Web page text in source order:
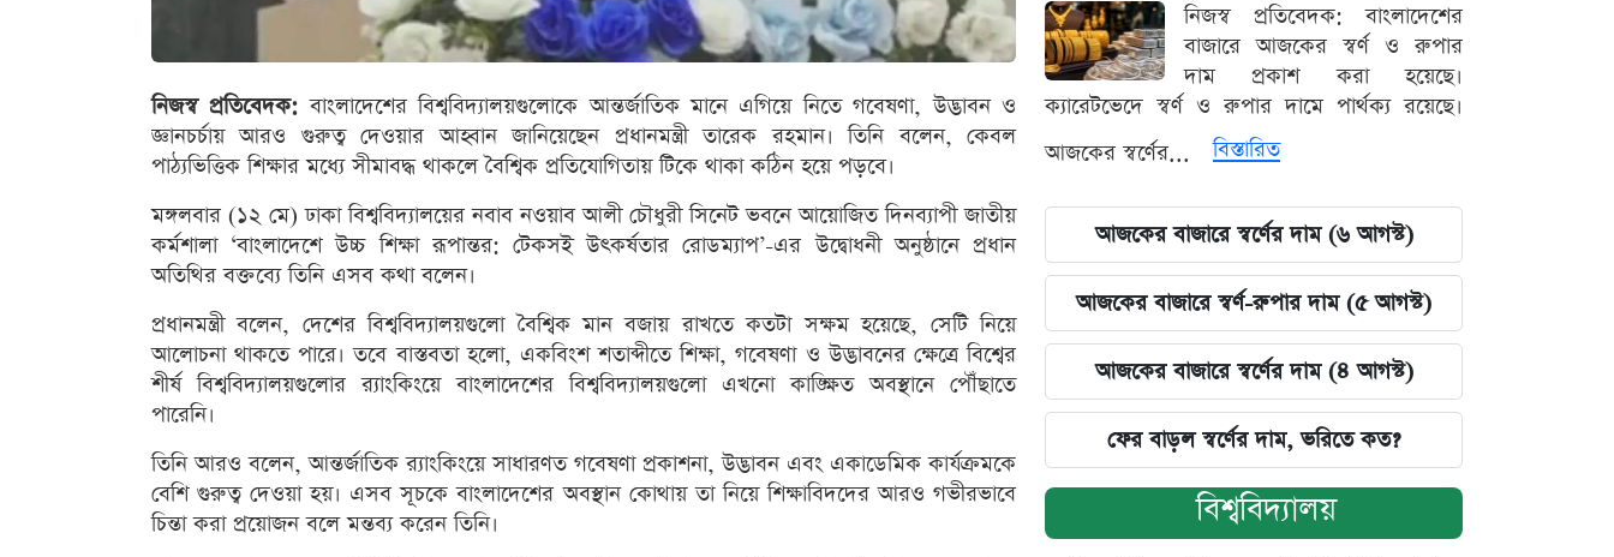
নিজস্ব প্রতিবেদক: বাংলাদেশের বিশ্ববিদ্যালয়গুলোকে আন্তর্জাতিক মানে এগিয়ে নিতে গবেষণা, উদ্ভাবন ও
জ্ঞানচর্চায় আরও গুরুত্ব দেওয়ার আহ্বান জানিয়েছেন প্রধানমন্ত্রী তারেক রহমান। তিনি বলেন, কেবল
পাঠ্যভিত্তিক শিক্ষার মধ্যে সীমাবদ্ধ থাকলে বৈশ্বিক প্রতিযোগিতায় টিকে থাকা কঠিন হয়ে পড়বে।
মঙ্গলবার (১২ মে) ঢাকা বিশ্ববিদ্যালয়ের নবাব নওয়াব আলী চৌধুরী সিনেট ভবনে আয়োজিত দিনব্যাপী জাতীয়
কর্মশালা ‘বাংলাদেশে উচ্চ শিক্ষা রূপান্তর: টেকসই উৎকর্ষতার রোডম্যাপ’-এর উদ্বোধনী অনুষ্ঠানে প্রধান
অতিথির বক্তব্যে তিনি এসব কথা বলেন।
প্রধানমন্ত্রী বলেন, দেশের বিশ্ববিদ্যালয়গুলো বৈশ্বিক মান বজায় রাখতে কতটা সক্ষম হয়েছে, সেটি নিয়ে
আলোচনা থাকতে পারে। তবে বাস্তবতা হলো, একবিংশ শতাব্দীতে শিক্ষা, গবেষণা ও উদ্ভাবনের ক্ষেত্রে বিশ্বের
শীর্ষ বিশ্ববিদ্যালয়গুলোর র‌্যাংকিংয়ে বাংলাদেশের বিশ্ববিদ্যালয়গুলো এখনো কাঙ্ক্ষিত অবস্থানে পৌঁছাতে
পারেনি।
তিনি আরও বলেন, আন্তর্জাতিক র‌্যাংকিংয়ে সাধারণত গবেষণা প্রকাশনা, উদ্ভাবন এবং একাডেমিক কার্যক্রমকে
বেশি গুরুত্ব দেওয়া হয়। এসব সূচকে বাংলাদেশের অবস্থান কোথায় তা নিয়ে শিক্ষাবিদদের আরও গভীরভাবে
চিন্তা করা প্রয়োজন বলে মন্তব্য করেন তিনি।
নিজস্ব প্রতিবেদক: বাংলাদেশের
বাজারে আজকের স্বর্ণ ও রুপার
দাম প্রকাশ করা হয়েছে।
ক্যারেটভেদে স্বর্ণ ও রুপার দামে পার্থক্য রয়েছে।
আজকের স্বর্ণের...
বিস্তারিত
আজকের বাজারে স্বর্ণের দাম (৬ আগস্ট)
আজকের বাজারে স্বর্ণ-রুপার দাম (৫ আগস্ট)
আজকের বাজারে স্বর্ণের দাম (৪ আগস্ট)
ফের বাড়ল স্বর্ণের দাম, ভরিতে কত?
বিশ্ববিদ্যালয়